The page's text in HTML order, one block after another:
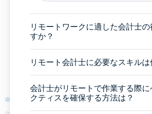
リモートワークに適した会計士
すか？
リモート会計士に必要なスキルは
会計士がリモートで作業する際
クティスを確保する方法は？